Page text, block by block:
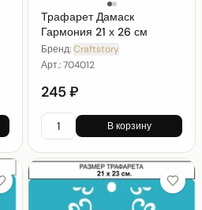
Трафарет Дамаск
Гармония 21 х 26 см
Бренд:Craftstory
Арт.:704012
245 ₽
В корзину